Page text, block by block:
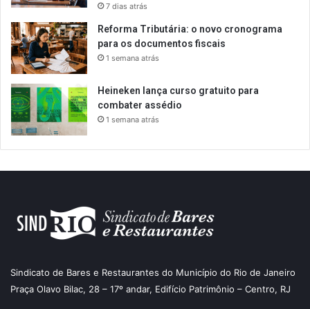
7 dias atrás
Reforma Tributária: o novo cronograma
para os documentos fiscais
1 semana atrás
Heineken lança curso gratuito para
combater assédio
1 semana atrás
Sindicato de Bares e Restaurantes do Município do Rio de Janeiro
Praça Olavo Bilac, 28 – 17º andar, Edifício Patrimônio – Centro, RJ